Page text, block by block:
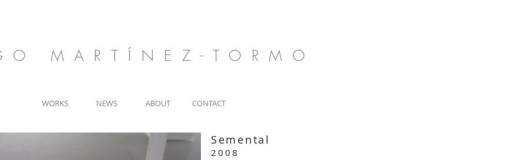
MARTÍNEZ-TORMO
Semental
2008
WORKS NEWS ABOUT CONTACT